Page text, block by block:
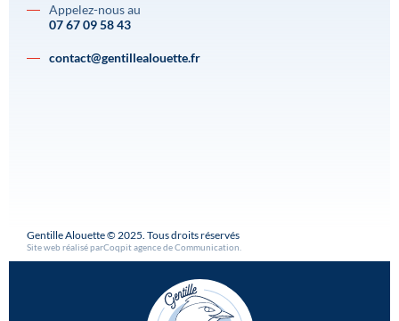
Appelez-nous au
07 67 09 58 43
contact@gentillealouette.fr
Gentille Alouette © 2025. Tous droits réservés
Site web réalisé parCoqpit agence de Communication